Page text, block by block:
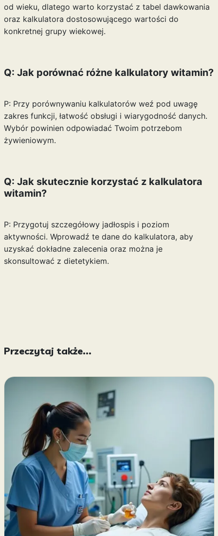
od wieku, dlatego warto korzystać z tabel dawkowania
oraz kalkulatora dostosowującego wartości do
konkretnej grupy wiekowej.
Q: Jak porównać różne kalkulatory witamin?
P: Przy porównywaniu kalkulatorów weź pod uwagę
zakres funkcji, łatwość obsługi i wiarygodność danych.
Wybór powinien odpowiadać Twoim potrzebom
żywieniowym.
Q: Jak skutecznie korzystać z kalkulatora
witamin?
P: Przygotuj szczegółowy jadłospis i poziom
aktywności. Wprowadź te dane do kalkulatora, aby
uzyskać dokładne zalecenia oraz można je
skonsultować z dietetykiem.
Przeczytaj także...